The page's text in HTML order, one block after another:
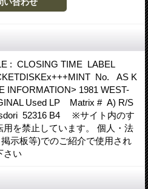
: CLOSING TIME LABEL
No. AS K
INFORMATION> 1981 WEST-
Used LP Matrix # A) R/S
52316 B4 ※サイト内のす
を禁止しています。 個人・法
示板等)でのご紹介で使用され
さい